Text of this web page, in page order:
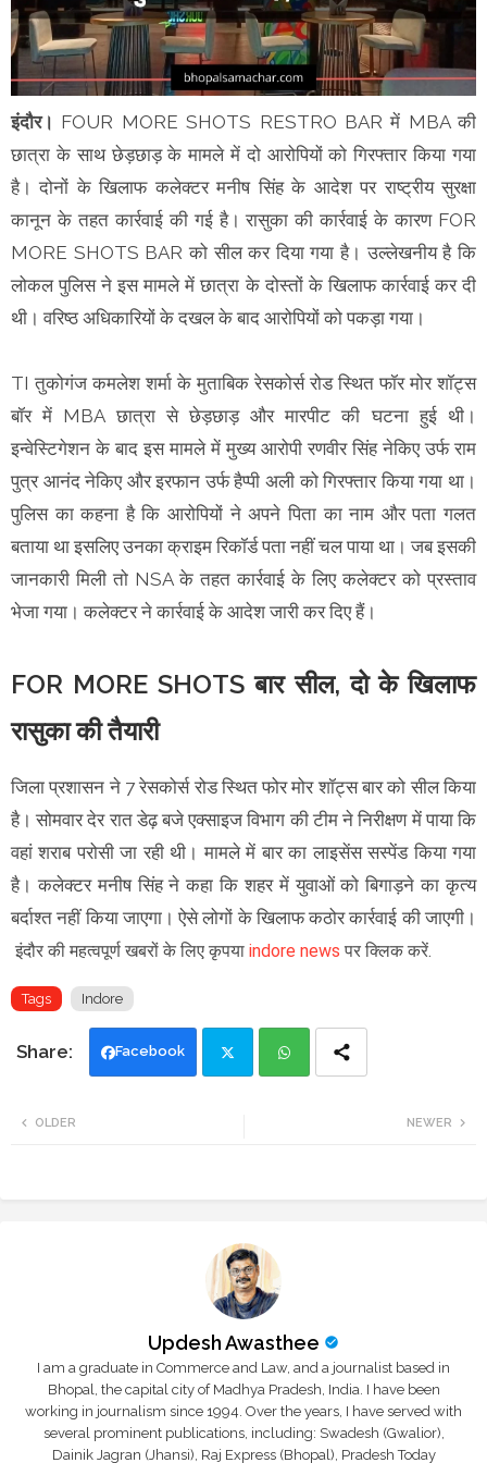
इंदौर। FOUR MORE SHOTS RESTRO BAR में MBA की
छात्रा के साथ छेड़छाड़ के मामले में दो आरोपियों को गिरफ्तार किया गया
है। दोनों के खिलाफ कलेक्टर मनीष सिंह के आदेश पर राष्ट्रीय सुरक्षा
कानून के तहत कार्रवाई की गई है। रासुका की कार्रवाई के कारण FOR
MORE SHOTS BAR को सील कर दिया गया है। उल्लेखनीय है कि
लोकल पुलिस ने इस मामले में छात्रा के दोस्तों के खिलाफ कार्रवाई कर दी
थी। वरिष्ठ अधिकारियों के दखल के बाद आरोपियों को पकड़ा गया।
TI तुकोगंज कमलेश शर्मा के मुताबिक रेसकोर्स रोड स्थित फॉर मोर शॉट्स
बॉर में MBA छात्रा से छेड़छाड़ और मारपीट की घटना हुई थी।
इन्वेस्टिगेशन के बाद इस मामले में मुख्य आरोपी रणवीर सिंह नेकिए उर्फ राम
पुत्र आनंद नेकिए और इरफान उर्फ हैप्पी अली को गिरफ्तार किया गया था।
पुलिस का कहना है कि आरोपियों ने अपने पिता का नाम और पता गलत
बताया था इसलिए उनका क्राइम रिकॉर्ड पता नहीं चल पाया था। जब इसकी
जानकारी मिली तो NSA के तहत कार्रवाई के लिए कलेक्टर को प्रस्ताव
भेजा गया। कलेक्टर ने कार्रवाई के आदेश जारी कर दिए हैं।
FOR MORE SHOTS बार सील, दो के खिलाफ
रासुका की तैयारी
जिला प्रशासन ने 7 रेसकोर्स रोड स्थित फोर मोर शॉट्स बार को सील किया
है। सोमवार देर रात डेढ़ बजे एक्साइज विभाग की टीम ने निरीक्षण में पाया कि
वहां शराब परोसी जा रही थी। मामले में बार का लाइसेंस सस्पेंड किया गया
है। कलेक्टर मनीष सिंह ने कहा कि शहर में युवाओं को बिगाड़ने का कृत्य
बर्दाश्त नहीं किया जाएगा। ऐसे लोगों के खिलाफ कठोर कार्रवाई की जाएगी।
इंदौर की महत्वपूर्ण खबरों के लिए कृपया indore news पर क्लिक करें.
Tags Indore
Facebook
NEWER
OLDER
Updesh Awasthee
I am a graduate in Commerce and Law, and a journalist based in
Bhopal, the capital city of Madhya Pradesh, India. I have been
working in journalism since 1994. Over the years, I have served with
several prominent publications, including: Swadesh (Gwalior),
Dainik Jagran (Jhansi), Raj Express (Bhopal), Pradesh Today